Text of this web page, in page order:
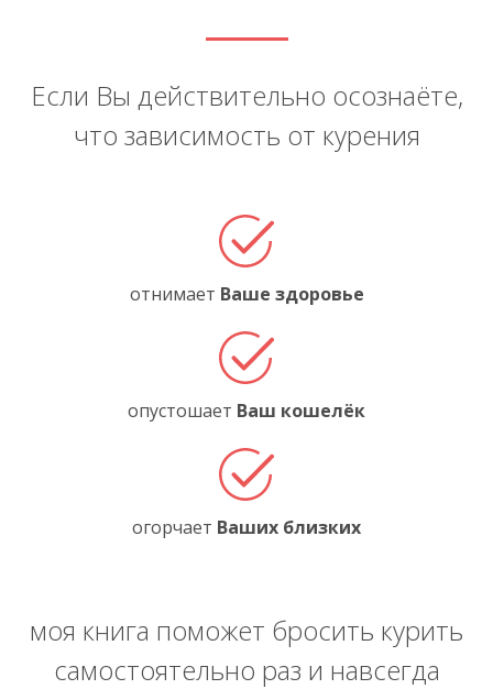
Если Вы действительно осознаёте,
что зависимость от курения
отнимает Ваше здоровье
опустошает Ваш кошелёк
огорчает Ваших близких
моя книга поможет бросить курить
самостоятельно раз и навсегда